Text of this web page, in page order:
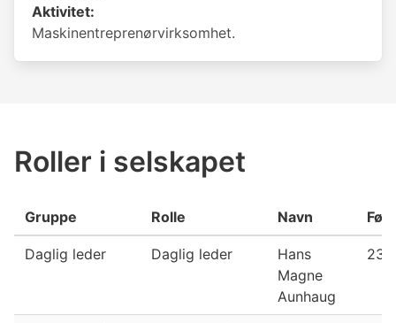
Aktivitet:
Maskinentreprenørvirksomhet.
Roller i selskapet
Gruppe Rolle Navn
Daglig leder Daglig leder
Hans
Magne
Aunhaug